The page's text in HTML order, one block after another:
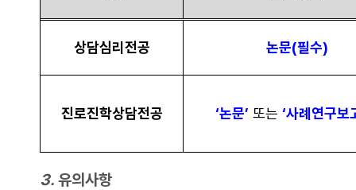
상담심리전공 논문(필수)
진로진학상담전공 ‘논문’ 또는 ‘사례연구보
3. 유의사항